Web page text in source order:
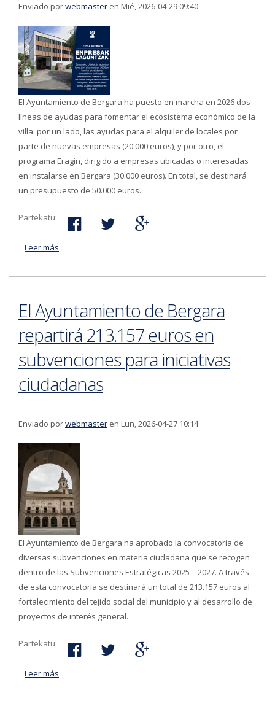
Enviado porwebmaster en Mié, 2026-04-29 09:40
El Ayuntamiento de Bergara ha puesto en marcha en 2026 dos
líneas de ayudas para fomentar el ecosistema económico de la
villa: por un lado, las ayudas para el alquiler de locales por
parte de nuevas empresas (20.000 euros), y por otro, el
programa Eragin, dirigido a empresas ubicadas o interesadas
en instalarse en Bergara (30.000 euros). En total, se destinará
un presupuesto de 50.000 euros.
Partekatu:
Leer más
El Ayuntamiento de Bergara
repartirá 213.157 euros en
subvenciones para iniciativas
ciudadanas
Enviado porwebmaster en Lun, 2026-04-27 10:14
El Ayuntamiento de Bergara ha aprobado la convocatoria de
diversas subvenciones en materia ciudadana que se recogen
dentro de las Subvenciones Estratégicas 2025 – 2027. A través
de esta convocatoria se destinará un total de 213.157 euros al
fortalecimiento del tejido social del municipio y al desarrollo de
proyectos de interés general.
Partekatu:
Leer más